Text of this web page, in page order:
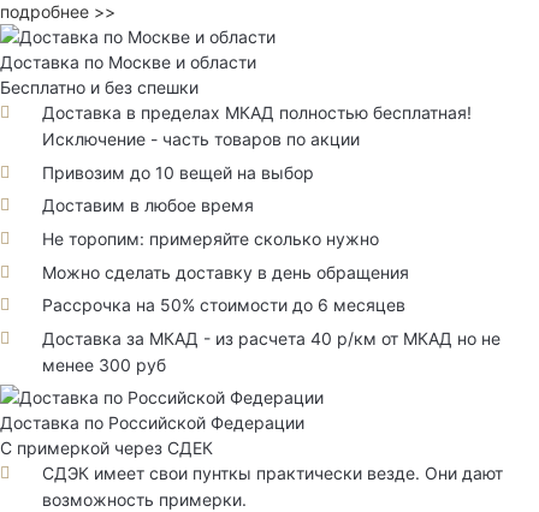
подробнее >>
Доставка по Москве и области
Бесплатно и без спешки
Доставка в пределах МКАД полностью бесплатная!
Исключение - часть товаров по акции
Привозим до 10 вещей на выбор
Доставим в любое время
Не торопим: примеряйте сколько нужно
Можно сделать доставку в день обращения
Рассрочка на 50% стоимости до 6 месяцев
Доставка за МКАД - из расчета 40 р/км от МКАД но не
менее 300 руб
Доставка по Российской Федерации
С примеркой через СДЕК
СДЭК имеет свои пунткы практически везде. Они дают
возможность примерки.